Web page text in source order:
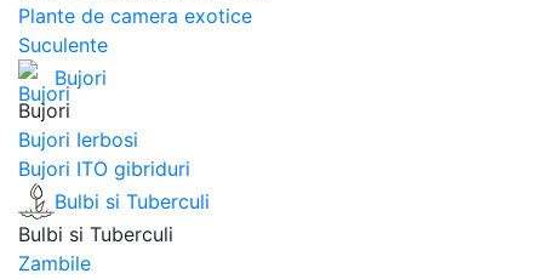
Plante de camera exotice
Suculente
Bujori
Bujori
Bujori Ierbosi
Bujori ITO gibriduri
Bulbi si Tuberculi
Bulbi si Tuberculi
Zambile